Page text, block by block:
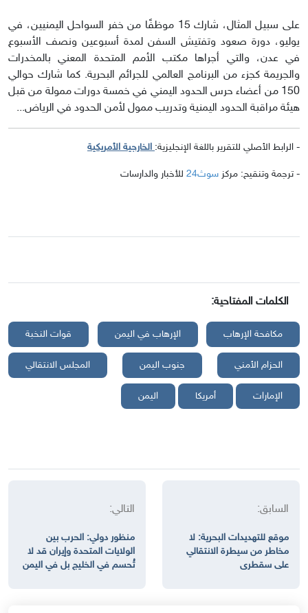
على سبيل المثال، شارك 15 موظفًا من خفر السواحل اليمنيين، في
يوليو، دورة صعود وتفتيش السفن لمدة أسبوعين ونصف الأسبوع
في عدن، والتي أجراها مكتب الأمم المتحدة المعني بالمخدرات
والجريمة كجزء من البرنامج العالمي للجرائم البحرية. كما شارك حوالي
150 من أعضاء حرس الحدود اليمني في خمسة دورات ممولة من قبل
هيئة مراقبة الحدود اليمنية وتدريب ممول لأمن الحدود في الرياض...
- الرابط الأصلي للتقرير باللغة الإنجليزية: الخارجية الأمريكية
- ترجمة وتنقيح: مركز سوث24 للأخبار والدارسات
الكلمات المفتاحية:
مكافحة الإرهاب الإرهاب في اليمن قوات النخبة
الحزام الأمني جنوب اليمن المجلس الانتقالي
الإمارات أمريكا اليمن
السابق:
موقع للتهديدات البحرية: لا
مخاطر من سيطرة الانتقالي
على سقطرى
التالي:
منظور دولي: الحرب بين
الولايات المتحدة وإيران قد لا
تُحسم في الخليج بل في اليمن